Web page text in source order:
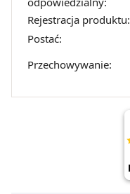
Rejestracja produktu:
Postać:
Przechowywanie: